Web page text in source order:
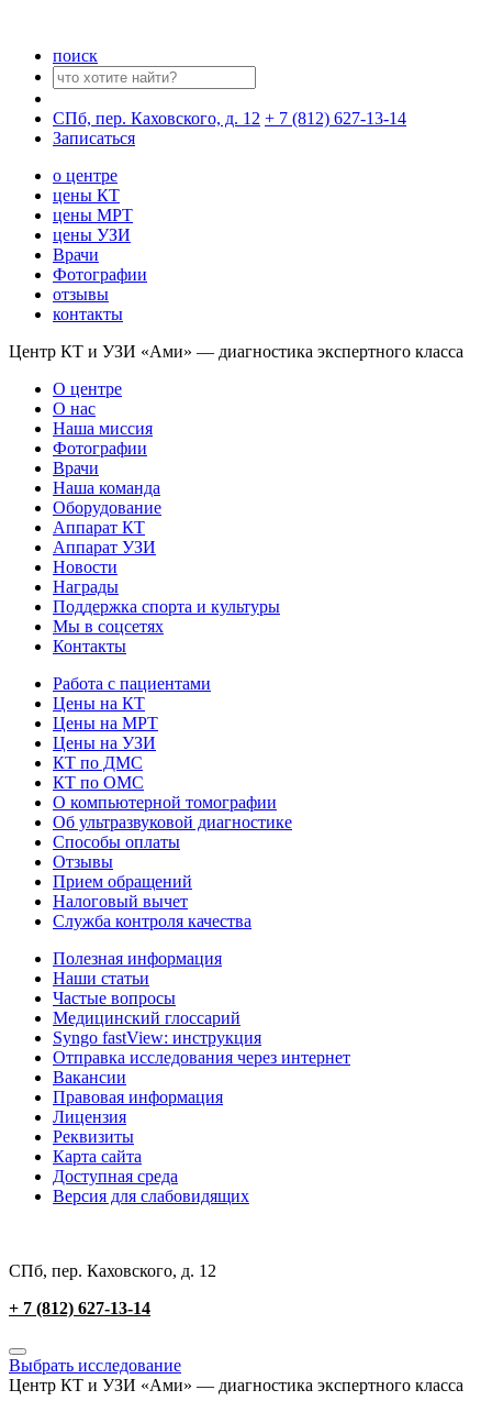
поиск
СПб, пер. Каховского, д. 12 + 7 (812) 627-13-14
Записаться
о центре
цены КТ
цены МРТ
цены УЗИ
Врачи
Фотографии
отзывы
контакты
Центр КТ и УЗИ «Ами» — диагностика экспертного класса
О центре
О нас
Наша миссия
Фотографии
Врачи
Наша команда
Оборудование
Аппарат КТ
Аппарат УЗИ
Новости
Награды
Поддержка спорта и культуры
Мы в соцсетях
Контакты
Работа с пациентами
Цены на КТ
Цены на МРТ
Цены на УЗИ
КТ по ДМС
КТ по ОМС
О компьютерной томографии
Об ультразвуковой диагностике
Способы оплаты
Отзывы
Прием обращений
Налоговый вычет
Служба контроля качества
Полезная информация
Наши статьи
Частые вопросы
Медицинский глоссарий
Syngo fastView: инструкция
Отправка исследования через интернет
Вакансии
Правовая информация
Лицензия
Реквизиты
Карта сайта
Доступная среда
Версия для слабовидящих
СПб, пер. Каховского, д. 12
+ 7 (812) 627-13-14
Выбрать исследование
Центр КТ и УЗИ «Ами» — диагностика экспертного класса